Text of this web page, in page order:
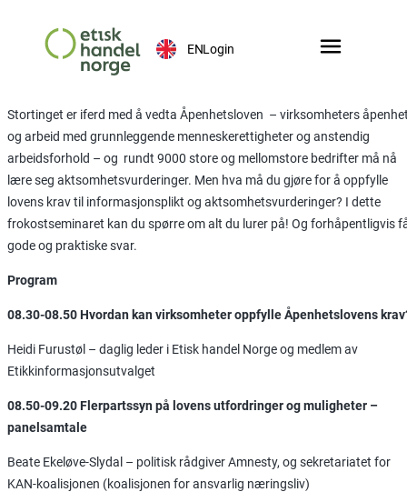
ENLogin
Stortinget er iferd med å vedta Åpenhetsloven – virksomheters
og arbeid med grunnleggende menneskerettigheter og anstendig
arbeidsforhold – og rundt 9000 store og mellomstore bedrifter må nå
lære seg aktsomhetsvurderinger. Men hva må du gjøre for å oppfylle
lovens krav til informasjonsplikt og aktsomhetsvurderinger? I dette
frokostseminaret kan du spørre om alt du lurer på! Og forhåpentligvis
gode og praktiske svar.
Program
08.30-08.50 Hvordan kan virksomheter oppfylle Åpenhetslovens
Heidi Furustøl – daglig leder i Etisk handel Norge og medlem av
Etikkinformasjonsutvalget
08.50-09.20 Flerpartssyn på lovens utfordringer og muligheter –
panelsamtale
Beate Ekeløve-Slydal – politisk rådgiver Amnesty, og sekretariatet for
KAN-koalisjonen (koalisjonen for ansvarlig næringsliv)